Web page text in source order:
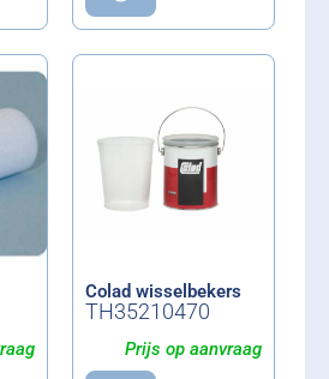
Colad wisselbekers
TH35210470
Prijs op aanvraag